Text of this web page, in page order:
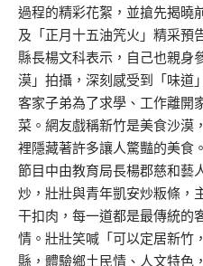
過程的精彩花絮，並搶先揭曉
及「正月十五油笐火」精采預
縣長楊文科表示，自己也親身
漠」拍攝，深刻感受到「味道
客家子弟為了求學、工作離開
菜。網友戲稱新竹是美食沙漠
裡隱藏著許多讓人驚豔的美食。
節目中由教育局長楊郡慈和藝
炒，壯壯與青年凱安炒粄條，
干扣肉，每一道都是最傳統的
情。壯壯笑喊「可以定居新竹
縣，體驗鄉土民情、人文特色